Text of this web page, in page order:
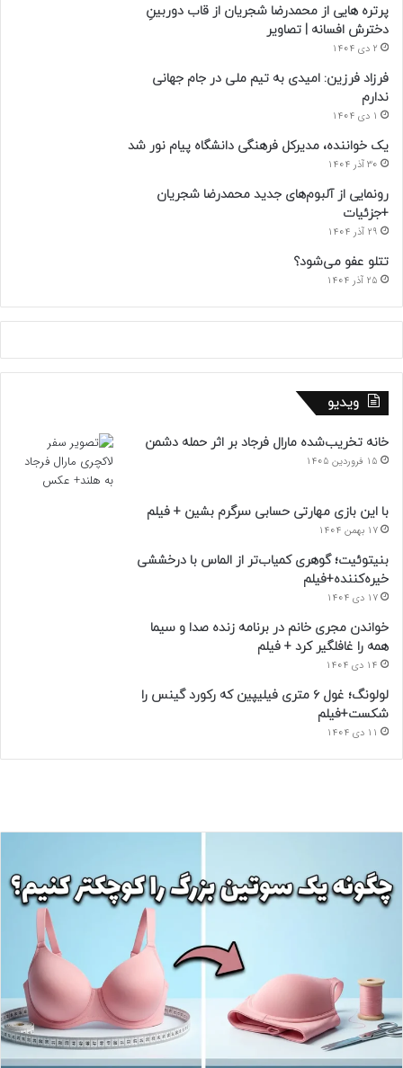
پرتره هایی از محمدرضا شجریان از قاب دوربینِ
دخترش افسانه | تصاویر
2 دی 1404
فرزاد فرزین: امیدی به تیم ملی در جام جهانی
ندارم
1 دی 1404
یک خواننده، مدیرکل فرهنگی دانشگاه پیام نور شد
30 آذر 1404
رونمایی از آلبوم‌های جدید محمدرضا شجریان
+جزئیات
29 آذر 1404
تتلو عفو می‌شود؟
25 آذر 1404
ویدیو
خانه تخریب‌شده مارال فرجاد بر اثر حمله دشمن
15 فروردین 1405
با این بازی مهارتی حسابی سرگرم بشین + فیلم
17 بهمن 1404
بنیتوئیت؛ گوهری کمیاب‌تر از الماس با درخششی
خیره‌کننده+فیلم
17 دی 1404
خواندن مجری خانم در برنامه زنده صدا و سیما
همه را غافلگیر کرد + فیلم
14 دی 1404
لولونگ؛ غول ۶ متری فیلیپین که رکورد گینس را
شکست+فیلم
11 دی 1404